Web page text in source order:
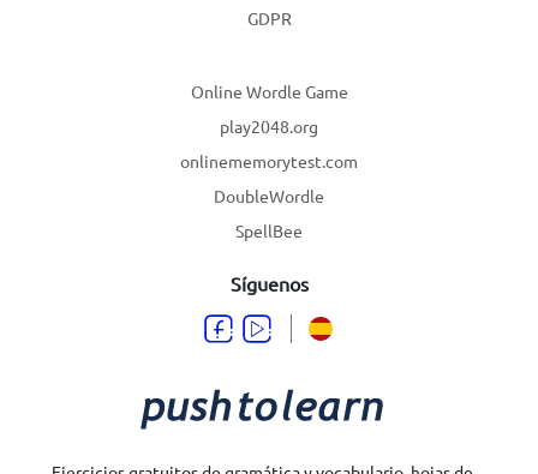
GDPR
Síguenos
Online Wordle Game
play2048.org
onlinememorytest.com
DoubleWordle
SpellBee